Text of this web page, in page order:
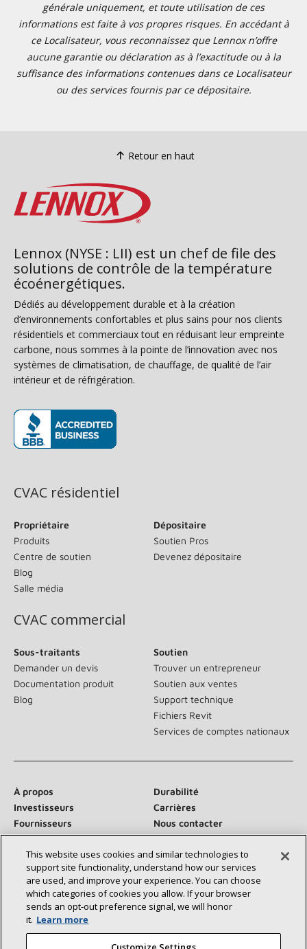
générale uniquement, et toute utilisation de ces
informations est faite à vos propres risques. En accédant à
ce Localisateur, vous reconnaissez que Lennox n’offre
aucune garantie ou déclaration as à l’exactitude ou à la
suffisance des informations contenues dans ce Localisateur
ou des services fournis par ce dépositaire.
Retour en haut
Lennox (NYSE : LII) est un chef de file des
solutions de contrôle de la température
écoénergétiques.
Dédiés au développement durable et à la création
d’environnements confortables et plus sains pour nos clients
résidentiels et commerciaux tout en réduisant leur empreinte
carbone, nous sommes à la pointe de l’innovation avec nos
systèmes de climatisation, de chauffage, de qualité de l’air
intérieur et de réfrigération.
CVAC résidentiel
Propriétaire
Produits
Centre de soutien
Blog
Salle média
Dépositaire
Soutien Pros
Devenez dépositaire
CVAC commercial
Sous-traitants
Demander un devis
Documentation produit
Blog
Soutien
Trouver un entrepreneur
Soutien aux ventes
Support technique
Fichiers Revit
Services de comptes nationaux
À propos
Durabilité
Investisseurs
Carrières
Fournisseurs
Nous contacter
Salle de presse
Communiquez avec nous :
This website uses cookies and similar technologies to
support site functionality, understand how our services
are used, and improve your experience. You can choose
which categories of cookies you allow. If your browser
sends an opt‑out preference signal, we will honor
it. Learn more